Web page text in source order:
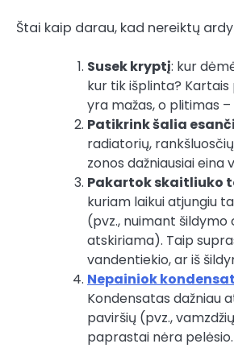
Štai kaip darau, kad nereiktų
Susek kryptį: kur
kur tik išplinta?
yra mažas, o plitimas –
Patikrink šalia
radiatorių,
zonos dažniausiai eina
Pakartok skaitliuko
kuriam laikui atjungiu
(pvz., nuimant šildymo
atskiriama). Taip
vandentiekio, ar iš
Nepainiok
Kondensatas dažniau
paviršių (pvz.,
paprastai nėra pelėsio.